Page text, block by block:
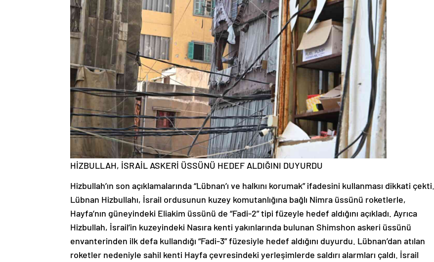
HİZBULLAH, İSRAİL ASKERİ ÜSSÜNÜ HEDEF ALDIĞINI DUYURDU
Hizbullah’ın son açıklamalarında “Lübnan’ı ve halkını korumak” ifadesini kullanması dikkati çekti.
Lübnan Hizbullahı, İsrail ordusunun kuzey komutanlığına bağlı Nimra üssünü roketlerle,
Hayfa’nın güneyindeki Eliakim üssünü de “Fadi-2” tipi füzeyle hedef aldığını açıkladı. Ayrıca
Hizbullah, İsrail’in kuzeyindeki Nasıra kenti yakınlarında bulunan Shimshon askeri üssünü
envanterinden ilk defa kullandığı “Fadi-3” füzesiyle hedef aldığını duyurdu. Lübnan’dan atılan
roketler nedeniyle sahil kenti Hayfa çevresindeki yerleşimlerde saldırı alarmları çaldı. İsrail